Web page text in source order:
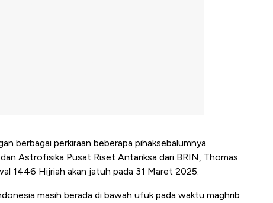
berbagai perkiraan beberapa pihaksebalumnya.
Astrofisika Pusat Riset Antariksa dari BRIN, Thomas
1446 Hijriah akan jatuh pada 31 Maret 2025.
masih berada di bawah ufuk pada waktu maghrib